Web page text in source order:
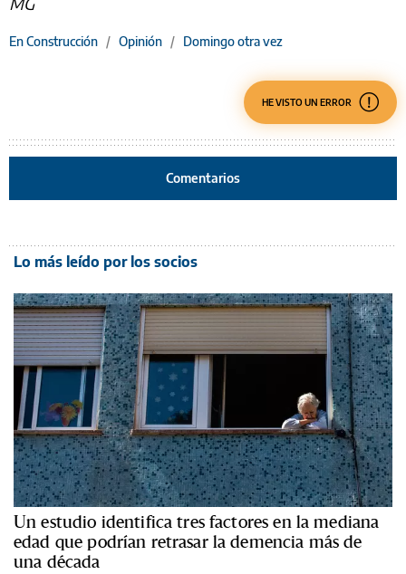
En Construcción / Opinión / Domingo otra vez
HE VISTO UN ERROR
Comentarios
Lo más leído por los socios
Un estudio identifica tres factores en la mediana
edad que podrían retrasar la demencia más de
una década